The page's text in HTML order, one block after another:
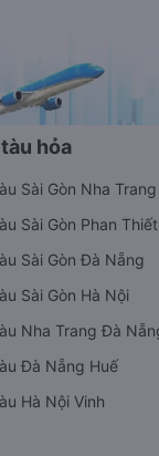
hỏa
Sài Gòn Nha Trang
Sài Gòn Phan Thiết
Sài Gòn Đà Nẵng
Sài Gòn Hà Nội
Nha Trang Đà
Đà Nẵng Huế
Hà Nội Vinh